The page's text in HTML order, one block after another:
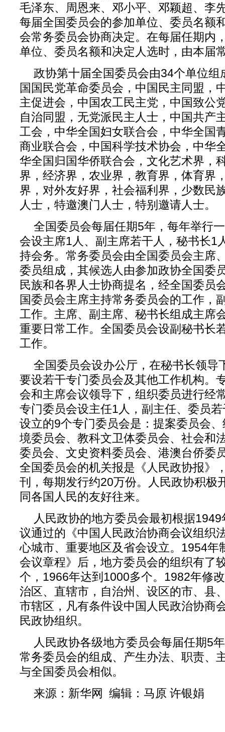
毛泽东、周恩来、邓小平、邓颖超、李
每届全国委员会的参加单位、委员名额
会常务委员会协商决定。在每届任期内
单位、委员名额和决定人选时，由本届
政协第十届全国委员会由34个单位
国国民党革命委员会，中国民主同盟，
主促进会，中国农工民主党，中国致公
自治同盟，无党派民主人士，中国共产
工会，中华全国妇女联合会，中华全国
商业联合会，中国科学技术协会，中华
华全国归国华侨联合会，文化艺术界，
界，经济界，农业界，教育界，体育界
界，对外友好界，社会福利界，少数民
人士，特邀澳门人士，特别邀请人士。
全国委员会每届任期5年，每年举行
会设主席1人、副主席若干人，秘书长1
持会务。常务委员会由全国委员会主席
委员组成，其候选人由参加政协全国委
民族和各界人士协商提名，经全国委员
国委员会主席主持常务委员会的工作，
工作。主席、副主席、秘书长组成主席
重要日常工作。全国委员会设副秘书长
工作。
全国委员会设办公厅，在秘书长领导
要设若干专门委员会及其他工作机构。
会和主席会议领导下，组织委员进行经
专门委员会设主任1人，副主任、委员
设立的9个专门委员会是：提案委员会
境委员会、教科文卫体委员会、社会和
委员会、文史资料委员会、港澳台侨委
全国委员会的机关报是《人民政协报》
刊，每期发行约20万份。人民政协积极
同各国人民的友好往来。
人民政协的地方委员会最初根据
议通过的《中国人民政治协商会议组织
心城市、重要地区及省会设立。1954年
会议章程》后，地方委员会的组织有了
个，1966年达到1000多个。1982年修
治区、直辖市，自治州、设区的市、县
市辖区，凡有条件设中国人民政治协商
民政协组织。
人民政协各级地方委员会每届任期5
常务委员会的组成、产生办法、职责、
与全国委员会相似。
来源：新华网 编辑：马原 许银娟